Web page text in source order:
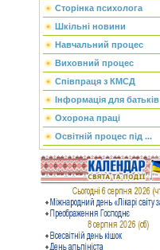
Сторінка психолога
Шкільні новини
Навчальний процес
Виховний процес
Співпраця з КМСД
Інформація для батьків
Охорона праці
Освітній процес під ...